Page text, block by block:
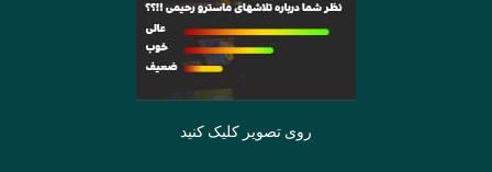
روی تصویر کلیک کنید